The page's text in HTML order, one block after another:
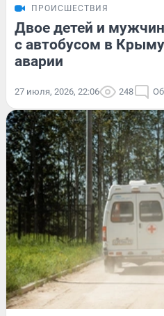
ПРОИСШЕСТВИЯ
Двое детей и
с автобусом в
аварии
27 июля, 2026, 22:06 248